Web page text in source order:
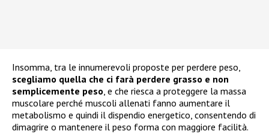
Insomma, tra le innumerevoli proposte per perdere peso,
scegliamo quella che ci farà perdere grasso e non
semplicemente peso, e che riesca a proteggere la massa
muscolare perché muscoli allenati fanno aumentare il
metabolismo e quindi il dispendio energetico, consentendo di
dimagrire o mantenere il peso forma con maggiore facilità.